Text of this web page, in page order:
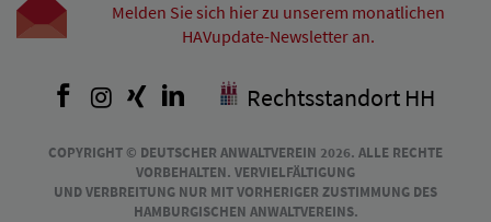
Melden Sie sich hier zu unserem monatlichen
HAVupdate-Newsletter an.
Facebook
Instagram
XingLinkedInRechtsstandort HH
COPYRIGHT © DEUTSCHER ANWALTVEREIN 2026. ALLE RECHTE
VORBEHALTEN. VERVIELFÄLTIGUNG
UND VERBREITUNG NUR MIT VORHERIGER ZUSTIMMUNG DES
HAMBURGISCHEN ANWALTVEREINS.